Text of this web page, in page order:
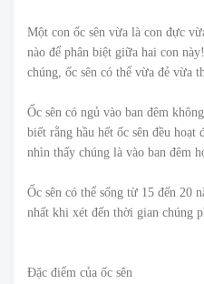
Một con ốc sên vừa là con đực
nào để phân biệt giữa hai con
chúng, ốc sên có thể vừa đẻ vừa
Ốc sên có ngủ vào ban đêm
biết rằng hầu hết ốc sên đều
nhìn thấy chúng là vào ban đêm
Ốc sên có thể sống từ 15 đến 20
nhất khi xét đến thời gian chúng
Đặc điểm của ốc sên